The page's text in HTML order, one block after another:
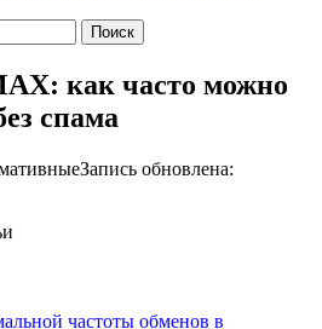
как часто можно
спама
Запись обновлена:
частоты обменов в